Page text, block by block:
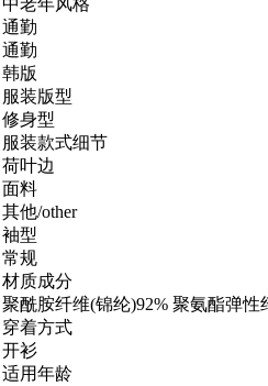
中老年风格
通勤
通勤
韩版
服装版型
修身型
服装款式细节
荷叶边
面料
其他/other
袖型
常规
材质成分
聚酰胺纤维(锦纶)92% 聚氨酯弹性
穿着方式
开衫
适用年龄